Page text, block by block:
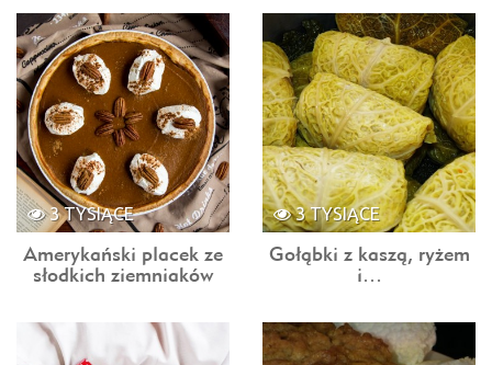
3 TYSIĄCE
Amerykański placek ze
słodkich ziemniaków
3 TYSIĄCE
Gołąbki z kaszą, ryżem
i…